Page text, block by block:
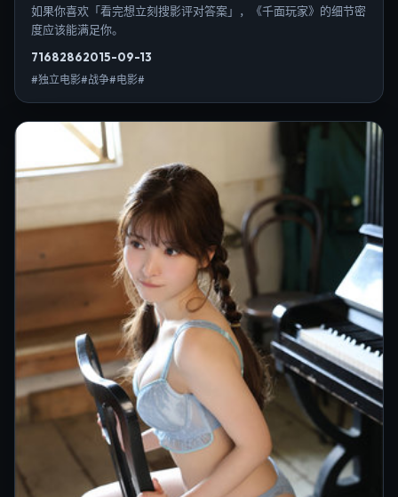
如果你喜欢「看完想立刻搜影评对答案」，《千面玩家》的细节密
度应该能满足你。
71682862015-09-13
#独立电影#战争#电影#